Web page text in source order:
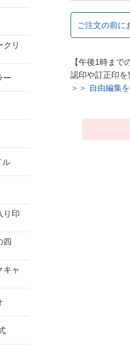
リ
ー
ル
り印
四
キャ
ご注文の前に
【午後1時ま
認印や訂正印を
＞＞ 自由編集